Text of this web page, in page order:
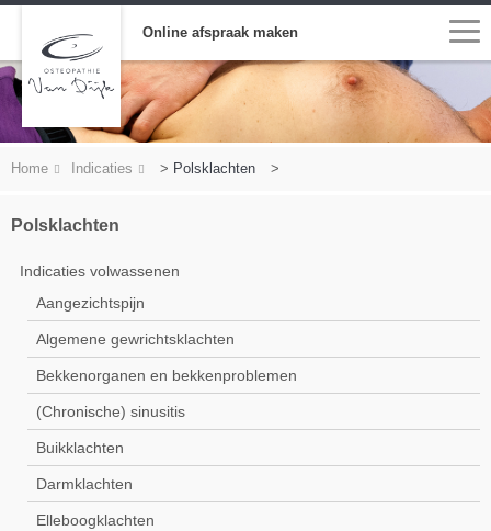
Online afspraak maken
Home Indicaties > Polsklachten >
Polsklachten
Indicaties volwassenen
Aangezichtspijn
Algemene gewrichtsklachten
Bekkenorganen en bekkenproblemen
(Chronische) sinusitis
Buikklachten
Darmklachten
Elleboogklachten